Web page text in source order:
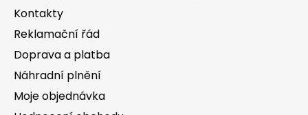
Kontakty
Reklamační řád
Doprava a platba
Náhradní plnění
Moje objednávka